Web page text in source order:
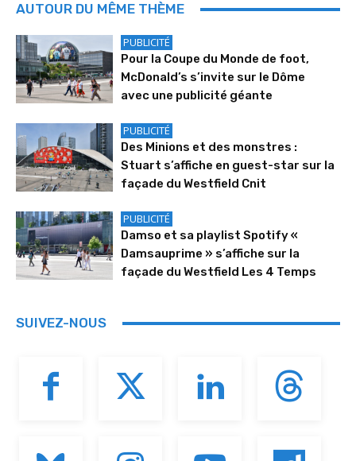
AUTOUR DU MÊME THÈME
PUBLICITÉ
Pour la Coupe du Monde de foot,
McDonald’s s’invite sur le Dôme
avec une publicité géante
PUBLICITÉ
Des Minions et des monstres :
Stuart s’affiche en guest-star sur la
façade du Westfield Cnit
PUBLICITÉ
Damso et sa playlist Spotify «
Damsauprime » s’affiche sur la
façade du Westfield Les 4 Temps
SUIVEZ-NOUS